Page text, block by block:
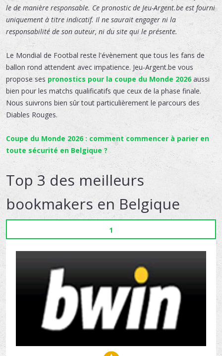
le de manière responsable. Ce pronostic de Jeu-Argent.be est fourni
uniquement à titre indicatif. Il ne saurait engager ni la
responsabilité de son auteur, ni du site qui le présente.
Le Mondial de Footbal reste l'évènement que tous les fans de
ballon rond attendent avec impatience. Jeu-Argent.be vous
propose ses pronostics pour la coupe du Monde 2026aussi
bien pour les matchs qualificatifs que ceux de la phase finale.
Nous suivrons bien sûr tout particulièrement le parcours des
Diables Rouges.
Coupe du Monde 2026 : comment commencer à parier en
toute sécurité en Belgique ?
Top 3 des meilleurs
bookmakers en Belgique
1